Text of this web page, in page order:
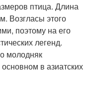
птица. Длина
Возгласы этого
поэтому на его
легенд.
молодняк
в азиатских